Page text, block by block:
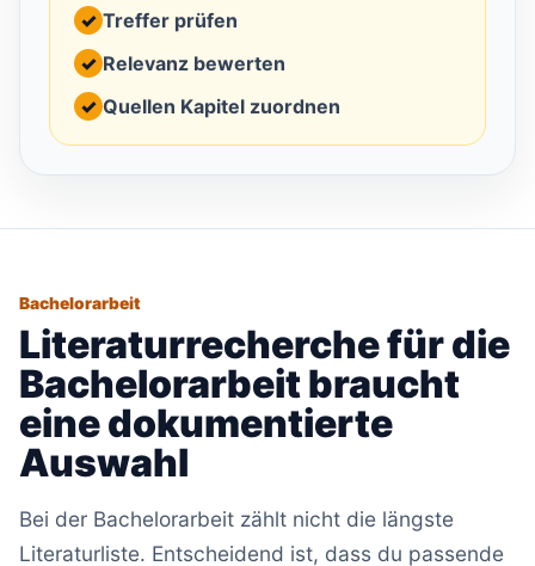
✓ Treffer prüfen
✓ Relevanz bewerten
✓ Quellen Kapitel zuordnen
Bachelorarbeit
Literaturrecherche für die
Bachelorarbeit braucht
eine dokumentierte
Auswahl
Bei der Bachelorarbeit zählt nicht die längste
Literaturliste. Entscheidend ist, dass du passende